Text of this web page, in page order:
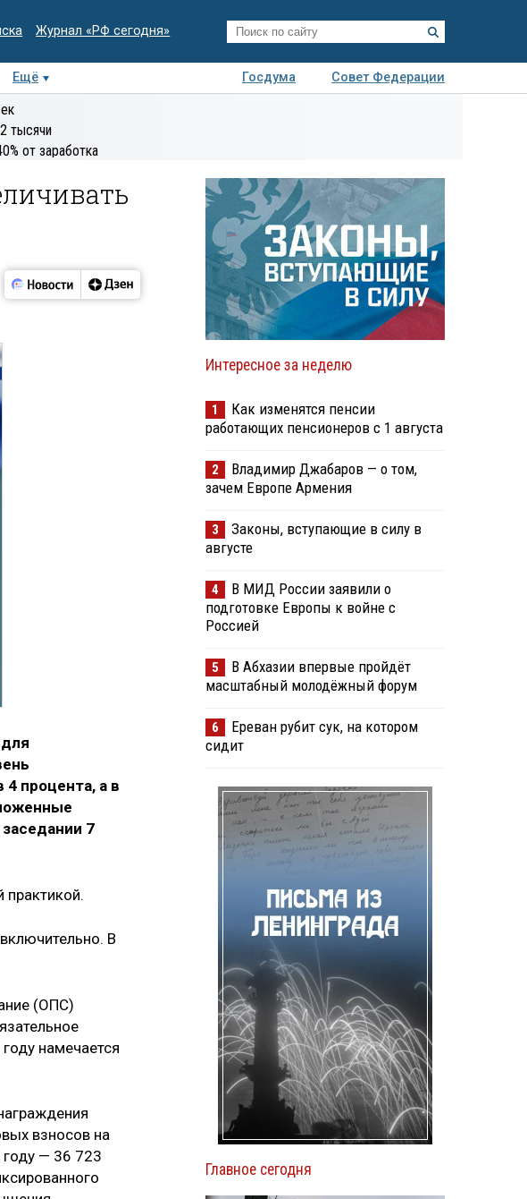
Журнал «РФ сегодня»
Ещё Госдума
Совет Федерации
тысячи
от заработка
процента, а в
7
В
(ОПС)
намечается
взносов на
году — 36 723
Интересное за неделю
1
Как изменятся пенсии
работающих пенсионеров с 1 августа
2
Владимир Джабаров — о том,
зачем Европе Армения
3
Законы, вступающие в силу в
августе
4
В МИД России заявили о
подготовке Европы к войне с
Россией
5
В Абхазии впервые пройдёт
масштабный молодёжный форум
6
Ереван рубит сук, на котором
сидит
Главное сегодня